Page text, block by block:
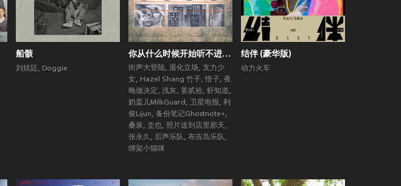
船骸
刘炫廷, Doggie
你从什么时候开始听不进去新歌了？ (街声大登陆合辑Vol.5)
街声大登陆,退化立场,支力少
女, Hazel Shang 竹子,悟子,夜
晚做决定,浅灰,姜贰拾,虾知道,
奶盖儿MilkGuard , 卫星电报,利
俊Lijun,备份笔记Ghostnote+,
桑泉,圭也, 照片送到店里那天,
张永久 , 后声乐队,布吉岛乐队,
绑架小猫咪
结伴 (豪华版)
动力火车